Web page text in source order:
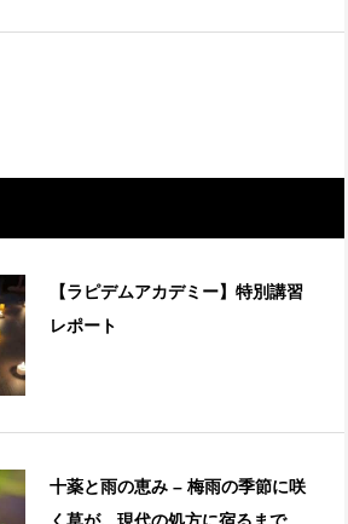
【ラピデムアカデミー】特別講習
レポート
十薬と雨の恵み – 梅雨の季節に咲